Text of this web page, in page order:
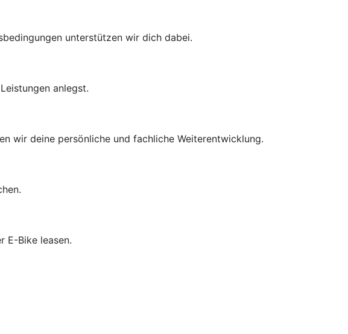
unterstützen wir dich dabei.
anlegst.
wir deine persönliche und fachliche Weiterentwicklung.
E-Bike leasen.